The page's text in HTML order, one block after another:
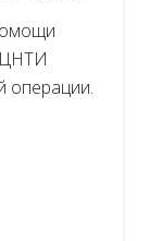
операции.